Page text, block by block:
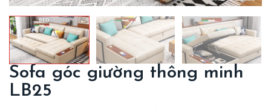
Sofa góc giường thông minh
LB25